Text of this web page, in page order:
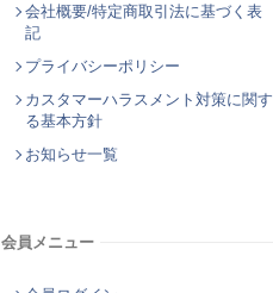
会社概要/特定商取引法に基づく表
記
プライバシーポリシー
カスタマーハラスメント対策に関す
る基本方針
お知らせ一覧
会員メニュー